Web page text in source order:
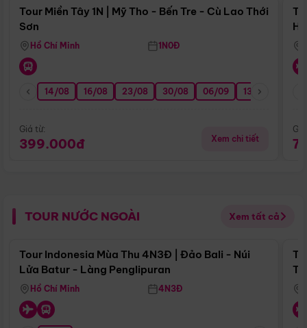
Tour Miền Tây 1N | Mỹ Tho - Bến Tre - Cù Lao Thới
Sơn
Hồ Chí Minh 1N0Đ
14/08 16/08 23/08 30/08 06/09 13/09
Giá từ:
399.000đ Xem chi tiết
TOUR NƯỚC NGOÀI Xem tất cả
Điểm nổi bật
Tour Indonesia Mùa Thu 4N3Đ | Đảo Bali - Núi
Lửa Batur - Làng Penglipuran
Hồ Chí Minh 4N3Đ